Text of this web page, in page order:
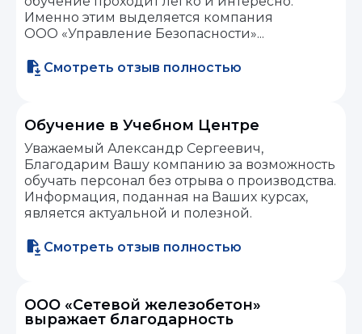
Именно этим выделяется компания
ООО «Управление Безопасности»...
Смотреть отзыв полностью
Обучение в Учебном Центре
Уважаемый Александр Сергеевич,
Благодарим Вашу компанию за возможность
обучать персонал без отрыва о производства.
Информация, поданная на Ваших курсах,
является актуальной и полезной.
Смотреть отзыв полностью
ООО «Сетевой железобетон»
выражает благодарность